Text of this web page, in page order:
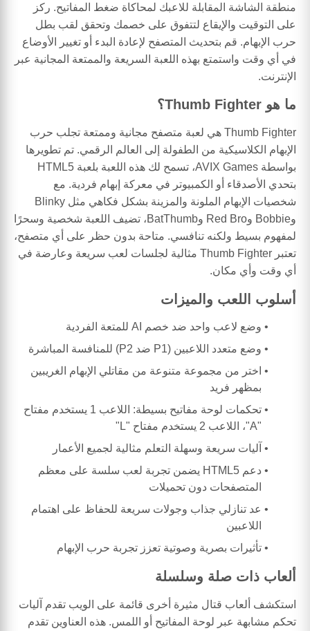
منطقة الشاشة المقابلة للاعبك لمحاكاة ضغط المفاتيح. ركز
على التوقيت والإيقاع لتتفوق على خصمك وتحقق لقب بطل
حرب الإبهام. قم بتحديث المتصفح لإعادة البدء أو تغيير الأوضاع
في أي وقت واستمتع بهذه اللعبة السريعة والممتعة المجانية عبر
الإنترنت.
ما هو Thumb Fighter؟
Thumb Fighter هي لعبة متصفح مجانية وممتعة تجلب حرب
الإبهام الكلاسيكية من الطفولة إلى العالم الرقمي. تم تطويرها
بواسطة AVIX Games، تسمح لك هذه اللعبة بلعبة HTML5
بتحدي الأصدقاء أو الكمبيوتر في معركة إبهام فردية. مع
شخصيات الإبهام الملونة والمزينة بشكل فكاهي مثل Blinky
وBobbie وRed Bro وBatThumb، تضيف اللعبة شخصية وسحرًا
لمفهوم بسيط ولكنه تنافسي. متاحة بدون حظر على أي متصفح،
تعتبر Thumb Fighter مثالية لجلسات لعب سريعة وعارضة في
أي وقت وأي مكان.
أسلوب اللعب والميزات
وضع لاعب واحد ضد خصم AI للمتعة الفردية
وضع متعدد اللاعبين (P1 ضد P2) للمنافسة المباشرة
اختر من مجموعة متنوعة من مقاتلي الإبهام الغريبين
بمظهر فريد
تحكمات لوحة مفاتيح بسيطة: اللاعب 1 يستخدم مفتاح
"A"، اللاعب 2 يستخدم مفتاح "L"
آليات سريعة وسهلة التعلم مثالية لجميع الأعمار
دعم HTML5 يضمن تجربة لعب سلسة على معظم
المتصفحات دون تحميلات
عد تنازلي جذاب وجولات سريعة للحفاظ على اهتمام
اللاعبين
تأثيرات بصرية وصوتية تعزز تجربة حرب الإبهام
ألعاب ذات صلة وسلسلة
استكشف ألعاب قتال مثيرة أخرى قائمة على الويب تقدم آليات
تحكم مشابهة عبر لوحة المفاتيح أو اللمس. هذه العناوين تقدم